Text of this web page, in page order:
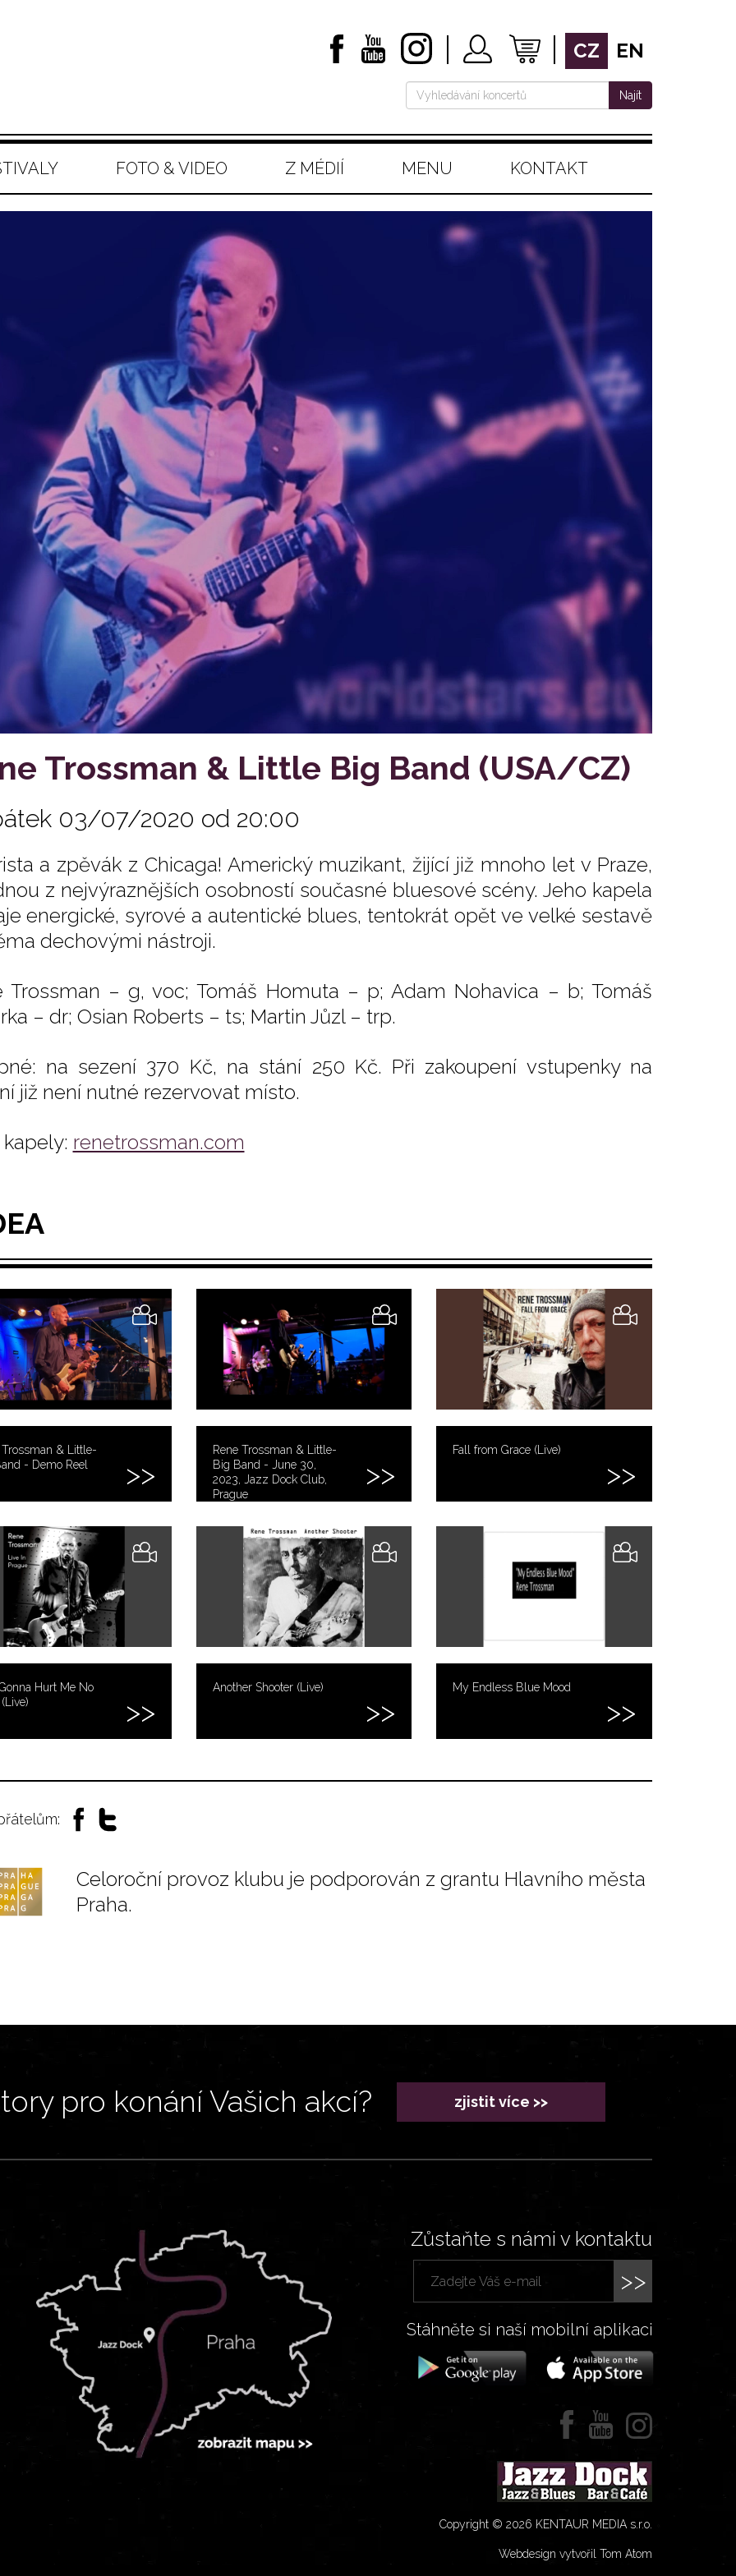
CZ EN
Najít
FOTO & VIDEO Z MÉDIÍ MENU KONTAKT
Trossman & Little Big Band (USA/CZ)
03/07/2020 od 20:00
a zpěvák z Chicaga! Americký muzikant, žijící již mnoho let v Praze,
z nejvýraznějších osobností současné bluesové scény. Jeho kapela
energické, syrové a autentické blues, tentokrát opět ve velké sestavě
dechovými nástroji.
Trossman – g, voc; Tomáš Homuta – p; Adam Nohavica – b; Tomáš
– dr; Osian Roberts – ts; Martin Jůzl – trp.
na sezení 370 Kč, na stání 250 Kč. Při zakoupení vstupenky na
již není nutné rezervovat místo.
renetrossman.com
Trossman & Little-
- Demo Reel
Rene Trossman & Little-
Big Band - June 30,
2023, Jazz Dock Club,
Prague
Fall from Grace (Live)
Hurt Me No
Another Shooter (Live) My Endless Blue Mood
Celoroční provoz klubu je podporován z grantu Hlavního města
Praha.
pro konání Vašich akcí? zjistit více >>
Zůstaňte s námi v kontaktu
>>
Stáhněte si naší mobilní aplikaci
Copyright © 2026 KENTAUR MEDIA s.r.o.
Webdesign vytvořil Tom Atom